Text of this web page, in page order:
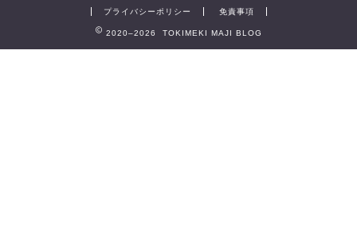
プライバシーポリシー 免責事項
2020–2026 TOKIMEKI MAJI BLOG